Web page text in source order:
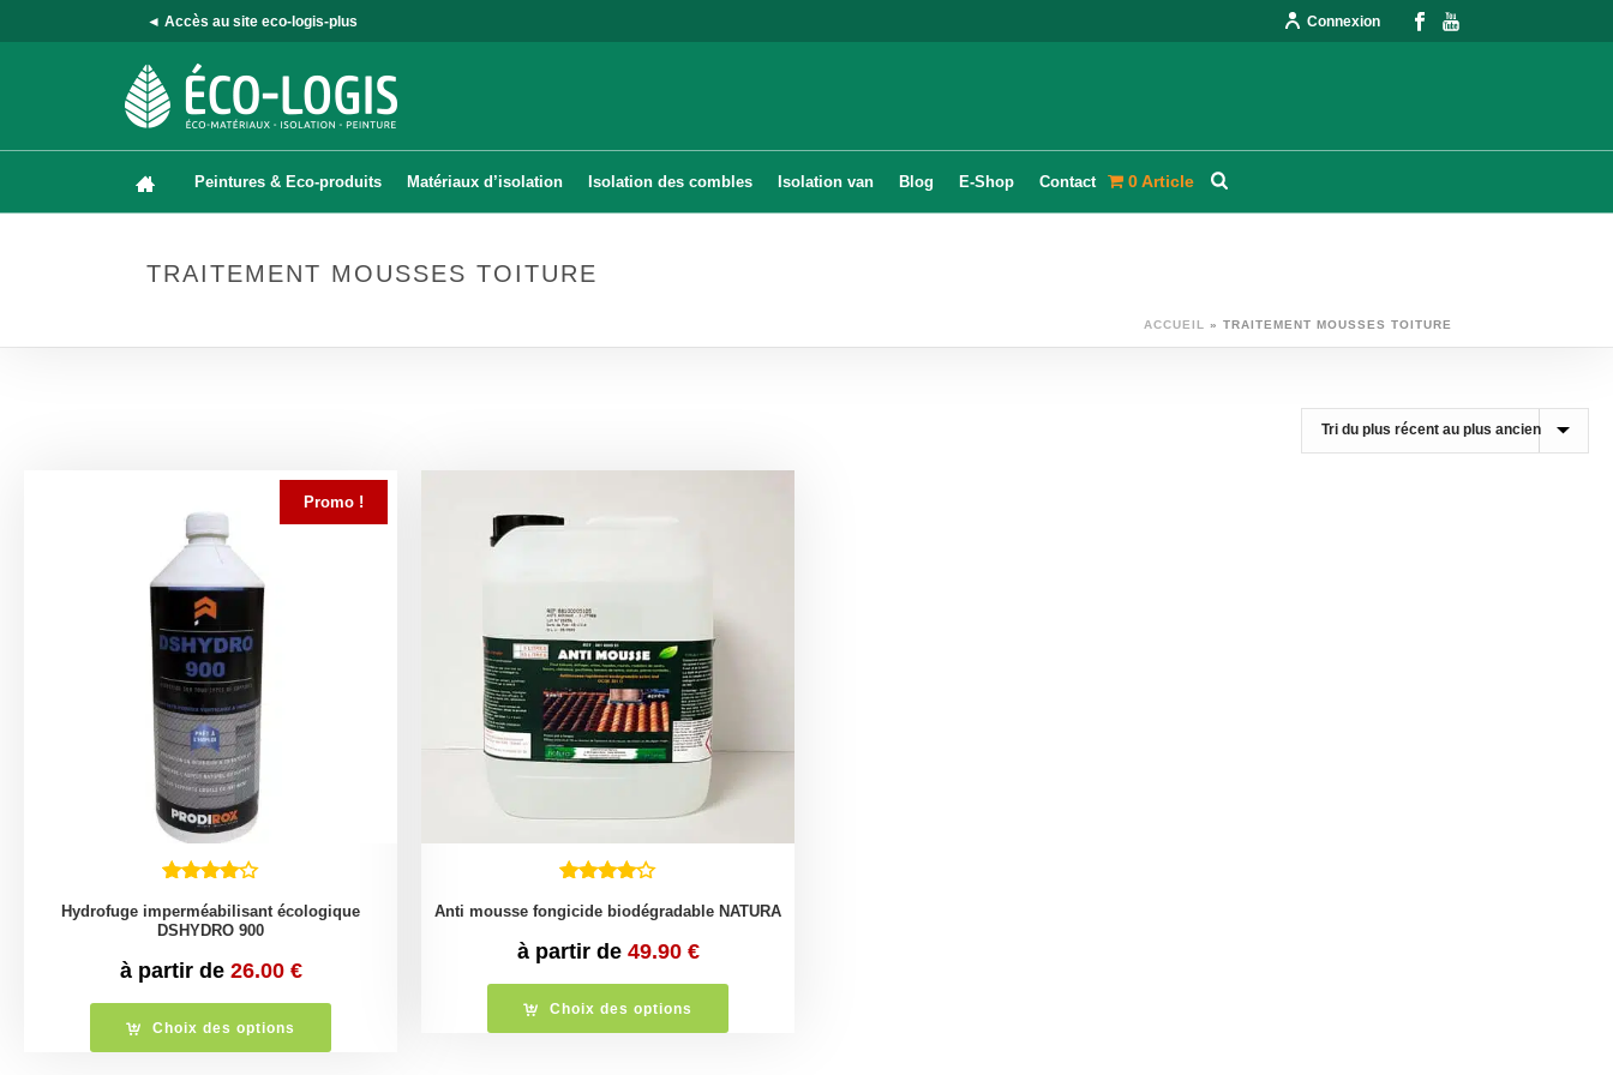
◄ Accès au site eco-logis-plus Connexion
Peintures & Eco-produits Matériaux d’isolation Isolation des combles Isolation van Blog E-Shop Contact 0 Article
TRAITEMENT MOUSSES TOITURE
ACCUEIL » TRAITEMENT MOUSSES TOITURE
Promo !
Hydrofuge imperméabilisant écologique
DSHYDRO 900
à partir de 26.00 €
Choix des options
Anti mousse fongicide biodégradable NATURA
à partir de 49.90 €
Choix des options